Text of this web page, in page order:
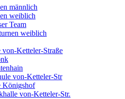
männlich
weiblich
Team
weiblich
von-Ketteler-Straße
von-Ketteler-Str
Königshof
von-Ketteler-Str.